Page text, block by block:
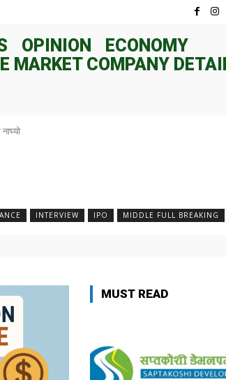
OPINION
ECONOMY
MARKET COMPANY
निक्षेप संकलन गर्ने
INTERVIEW IPO MIDDLE FULL BREAKING
MUST READ